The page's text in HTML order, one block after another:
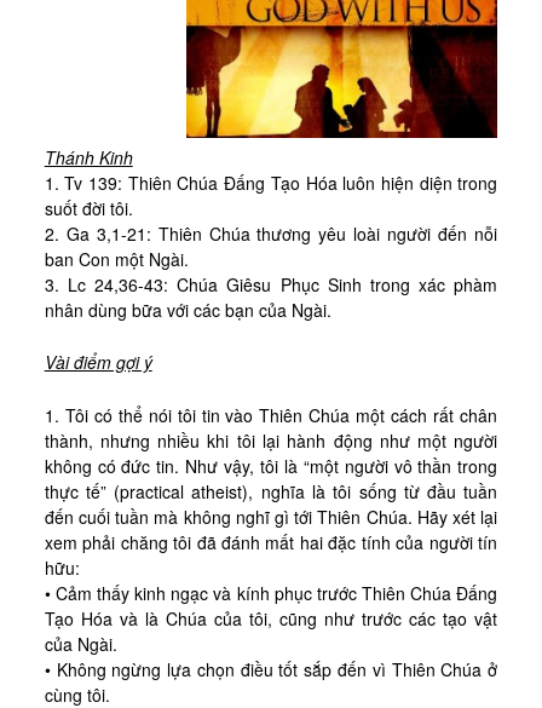
Bài Cầu Nguyện
Cách Cầu Nguyện
Phương Pháp CN, Xét Mình
Tác Phẩm
Được Làm Môn Đệ
Đến với Ba Ngôi qua Kinh Lạy Cha
Trên Đường LBTM
Thao Luyện Nhẹ Nhàng
Xin Cho Con Gặp Được Chúa
Tài Liệu
Sách Linh Thao
Chú Giải Linh Thao
Linh Thao Tám Ngày
Linh Thao Mười Ngày
Linh Thao 30 Ngày
Thánh Kinh
1. Tv 139: Thiên Chúa Đấng Tạo Hóa luôn hiện diện trong
suốt đời tôi.
2. Ga 3,1-21: Thiên Chúa thương yêu loài người đến nỗi
ban Con một Ngài.
3. Lc 24,36-43: Chúa Giêsu Phục Sinh trong xác phàm
nhân dùng bữa với các bạn của Ngài.
Vài điểm gợi ý
1. Tôi có thể nói tôi tin vào Thiên Chúa một cách rất chân
thành, nhưng nhiều khi tôi lại hành động như một người
không có đức tin. Như vậy, tôi là “một người vô thần trong
thực tế” (practical atheist), nghĩa là tôi sống từ đầu tuần
đến cuối tuần mà không nghĩ gì tới Thiên Chúa. Hãy xét lại
xem phải chăng tôi đã đánh mất hai đặc tính của người tín
hữu:
• Cảm thấy kinh ngạc và kính phục trước Thiên Chúa Đấng
Tạo Hóa và là Chúa của tôi, cũng như trước các tạo vật
của Ngài.
• Không ngừng lựa chọn điều tốt sắp đến vì Thiên Chúa ở
cùng tôi.